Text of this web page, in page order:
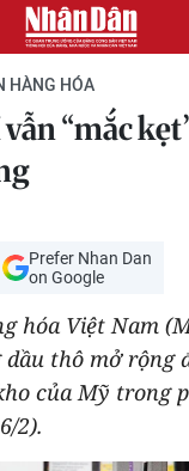
HÀNG HÓA
“mắc
Prefer Nhan Dan
on Google
hóa Việt Nam
thô mở rộng
của Mỹ trong
2).